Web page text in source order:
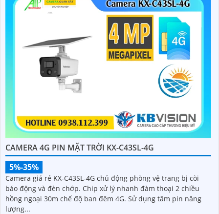
CAMERA 4G PIN MẶT TRỜI KX-C43SL-4G
5%-35%
Camera giá rẻ KX-C43SL-4G chủ động phòng vệ trang bị còi
báo động và đèn chớp. Chip xử lý nhanh đàm thoại 2 chiều
hồng ngoại 30m chế độ ban đêm 4G. Sử dụng tâm pin năng
lượng...